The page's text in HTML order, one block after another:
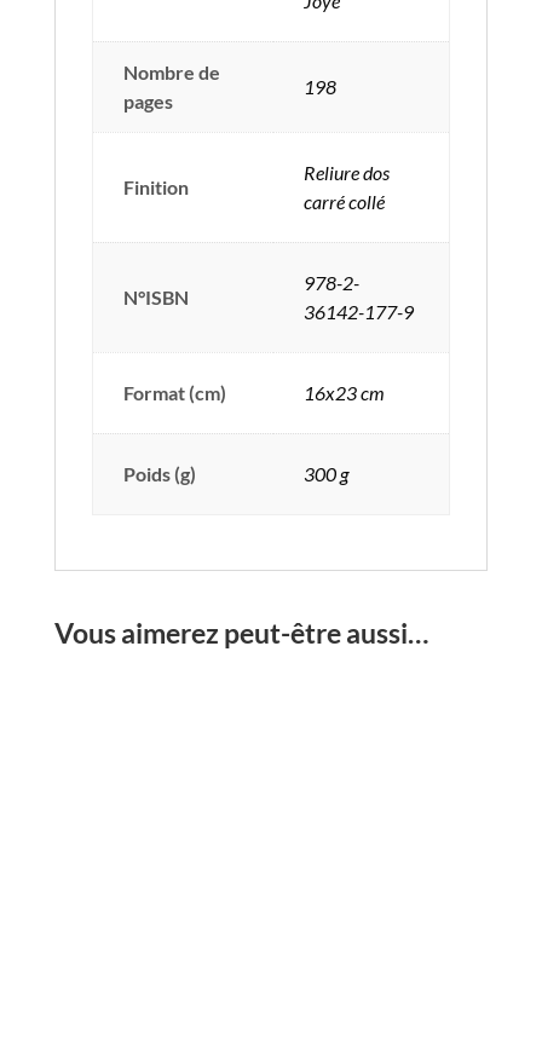
Nombre de
pages
198
Finition
Reliure dos
carré collé
N°ISBN
978-2-
36142-177-9
Format (cm) 16x23 cm
Poids (g) 300 g
Vous aimerez peut-être aussi…